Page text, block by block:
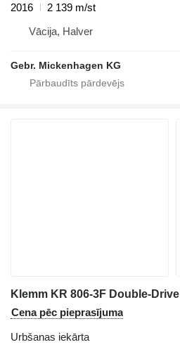
2016
2 139 m/st
Vācija, Halver
Gebr. Mickenhagen KG
Klemm KR 806-3F Double-Drive
Cena pēc pieprasījuma
Urbšanas iekārta